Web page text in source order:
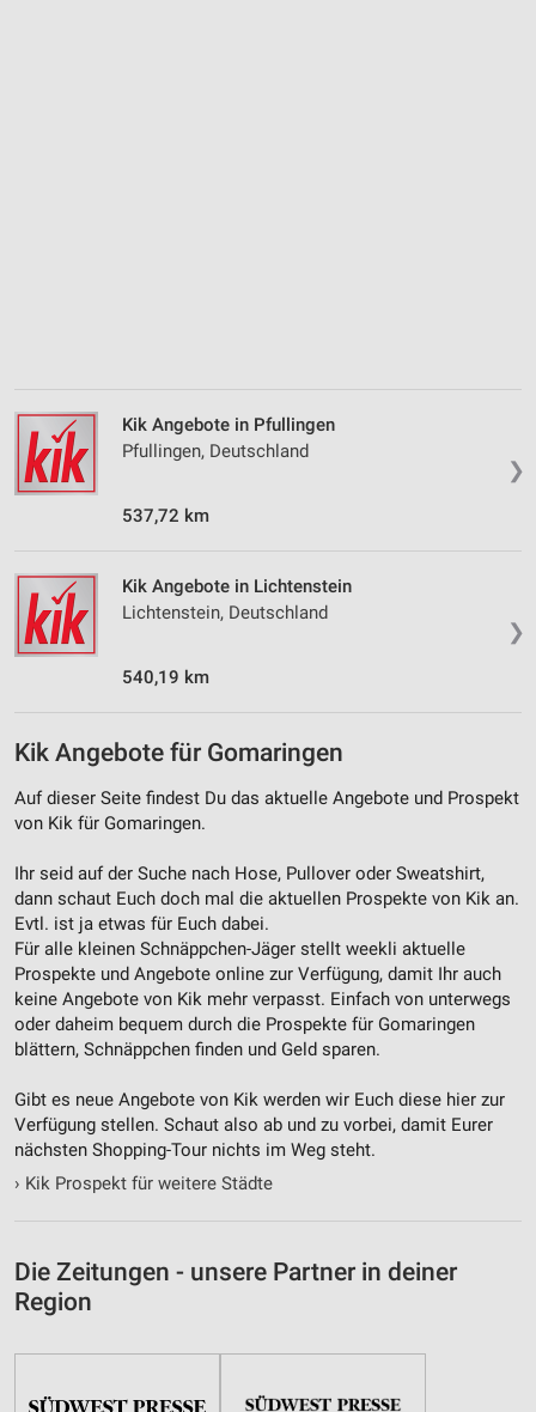
❯
Kik Angebote in Pfullingen
Pfullingen, Deutschland
537,72 km
❯
Kik Angebote in Lichtenstein
Lichtenstein, Deutschland
540,19 km
Kik Angebote für Gomaringen
Auf dieser Seite findest Du das aktuelle Angebote und Prospekt
von Kik für Gomaringen.
Ihr seid auf der Suche nach Hose, Pullover oder Sweatshirt,
dann schaut Euch doch mal die aktuellen Prospekte von Kik an.
Evtl. ist ja etwas für Euch dabei.
Für alle kleinen Schnäppchen-Jäger stellt weekli aktuelle
Prospekte und Angebote online zur Verfügung, damit Ihr auch
keine Angebote von Kik mehr verpasst. Einfach von unterwegs
oder daheim bequem durch die Prospekte für Gomaringen
blättern, Schnäppchen finden und Geld sparen.
Gibt es neue Angebote von Kik werden wir Euch diese hier zur
Verfügung stellen. Schaut also ab und zu vorbei, damit Eurer
nächsten Shopping-Tour nichts im Weg steht.
› Kik Prospekt für weitere Städte
Die Zeitungen - unsere Partner in deiner
Region
Messung der Performance von Inhalten
Analyse von Zielgruppen durch Statistiken oder
Kombinationen von Daten aus verschiedenen
Entwicklung und Verbesserung der Angebote
Verwendung reduzierter Daten zur Auswahl von
Inhalten
IAB-Besonderheiten:
Informationen identifizieren
Nicht-IAB-Verarbeitungszwecke:
Notwendig
Performance
Funktional
Werbung